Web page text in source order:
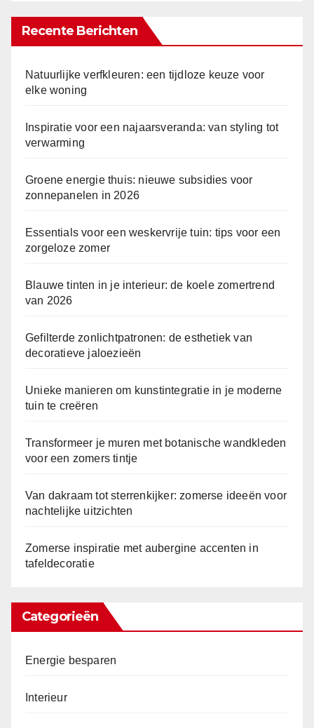
Recente Berichten
Natuurlijke verfkleuren: een tijdloze keuze voor
elke woning
Inspiratie voor een najaarsveranda: van styling tot
verwarming
Groene energie thuis: nieuwe subsidies voor
zonnepanelen in 2026
Essentials voor een weskervrije tuin: tips voor een
zorgeloze zomer
Blauwe tinten in je interieur: de koele zomertrend
van 2026
Gefilterde zonlichtpatronen: de esthetiek van
decoratieve jaloezieën
Unieke manieren om kunstintegratie in je moderne
tuin te creëren
Transformeer je muren met botanische wandkleden
voor een zomers tintje
Van dakraam tot sterrenkijker: zomerse ideeën voor
nachtelijke uitzichten
Zomerse inspiratie met aubergine accenten in
tafeldecoratie
Categorieën
Energie besparen
Interieur